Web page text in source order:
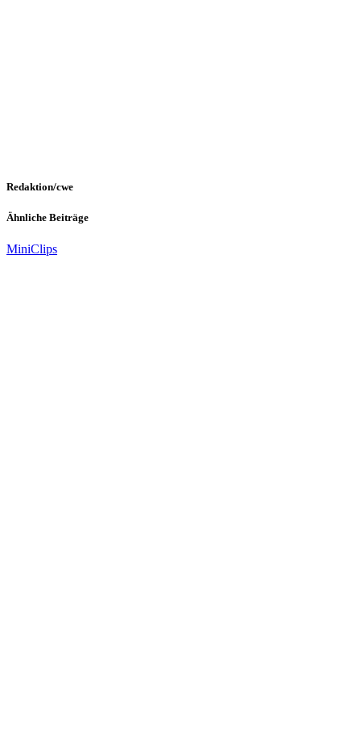
Redaktion/cwe
Ähnliche Beiträge
MiniClips